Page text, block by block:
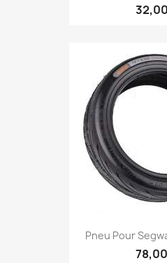
Pneu Pour